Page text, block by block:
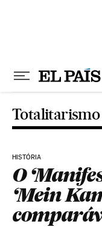
Totalitarismo
HISTÓRIA
O
‘Mein